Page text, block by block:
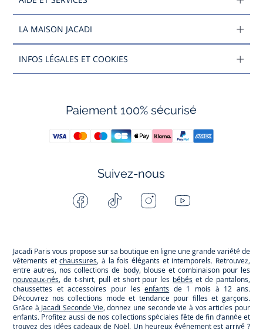
LA MAISON JACADI
INFOS LÉGALES ET COOKIES
Paiement 100% sécurisé
Suivez-nous
Facebook Tiktok InstagramYoutube
Jacadi Paris vous propose sur sa boutique en ligne une grande variété de
vêtements etchaussures, à la fois élégants et intemporels. Retrouvez,
entre autres, nos collections de body, blouse et combinaison pour les
nouveaux-nés, de t-shirt, pull et short pour les bébés et de pantalons,
chaussettes et accessoires pour lesenfants de 1 mois à 12 ans.
Découvrez nos collections mode et tendance pour filles et garçons.
Grâce à Jacadi Seconde Vie, donnez une seconde vie à vos articles pour
enfants. Profitez aussi de nos collections spéciales fête de fin d’année et
trouvez des idéescadeaux de Noël. Un heureux événement est arrivé ?